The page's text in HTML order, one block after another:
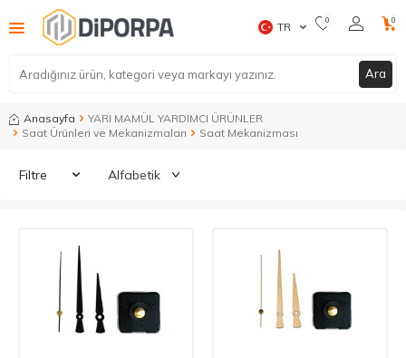
Ara
TR 0 0
Anasayfa
YARI MAMÜL YARDIMCI ÜRÜNLER
Saat Ürünleri ve Mekanizmaları
Saat Mekanizması
Filtre